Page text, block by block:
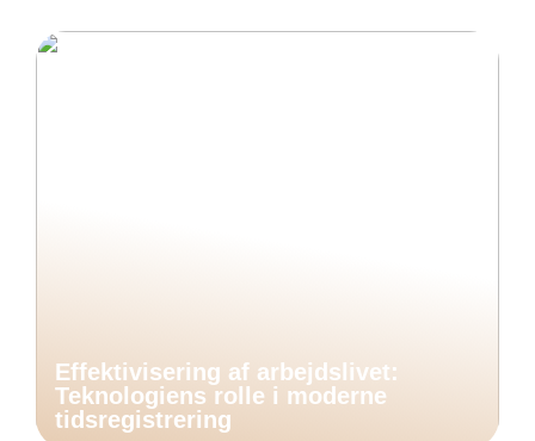
Effektivisering af arbejdslivet:
Teknologiens rolle i moderne
tidsregistrering